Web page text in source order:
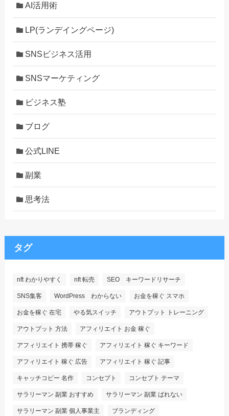
AI活用術
LP(ランデイングページ)
SNSビジネス活用
SNSマーケティング
ビジネス塾
ブログ
公式LINE
副業
思考法
タグ
nft わかりやすく nft 転売 SEO キーワードリサーチ
SNS集客 WordPress わからない お金を稼ぐ スマホ
お金を稼ぐ 在宅 やる気スイッチ アウトプット トレーニング
アウトプット 方法 アフィリエイト お金 稼ぐ
アフィリエイト 携帯 稼ぐ アフィリエイト 稼ぐ キーワード
アフィリエイト 稼ぐ 広告 アフィリエイト 稼ぐ 記事
キャッチコピー 名作 コンセプト コンセプト テーマ
サラリーマン 副業 おすすめ サラリーマン 副業 ばれない
サラリーマン 副業 個人事業主 ブランディング